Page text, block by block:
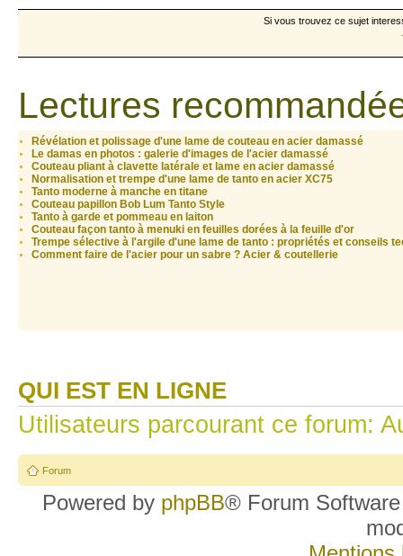
Si vous trouvez ce sujet
Lectures
Révélation et polissage d'une lame de couteau en acier damassé
Le damas en photos : galerie d'images de l'acier damassé
Couteau pliant à clavette latérale et lame en acier damassé
Normalisation et trempe d'une lame de tanto en acier XC75
Tanto moderne à manche en titane
Couteau papillon Bob Lum Tanto Style
Tanto à garde et pommeau en laiton
Couteau façon tanto à menuki en feuilles dorées à la feuille d'or
Trempe sélective à l'argile d'une lame de tanto : propriétés et conseils
Comment faire de l'acier pour un sabre ? Acier & coutellerie
QUI EST EN LIGNE
Utilisateurs parcourant ce forum:
Forum
Powered by phpBB® Forum